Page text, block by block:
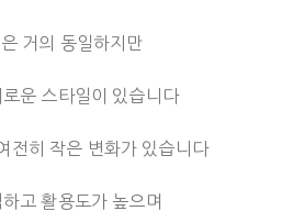
거의 동일하지만
운 스타일이 있습니다
전히 작은 변화가 있습니다
고 활용도가 높으며